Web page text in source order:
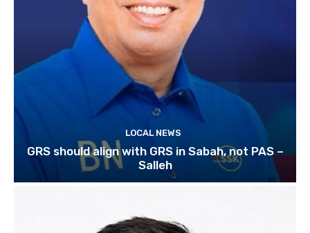
LOCAL NEWS
GRS should align with GRS in Sabah, not PAS –
Salleh